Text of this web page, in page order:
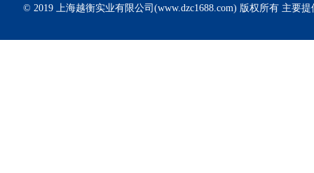
© 2019 上海越衡实业有限公司(www.dzc1688.com) 版权所有 主要提